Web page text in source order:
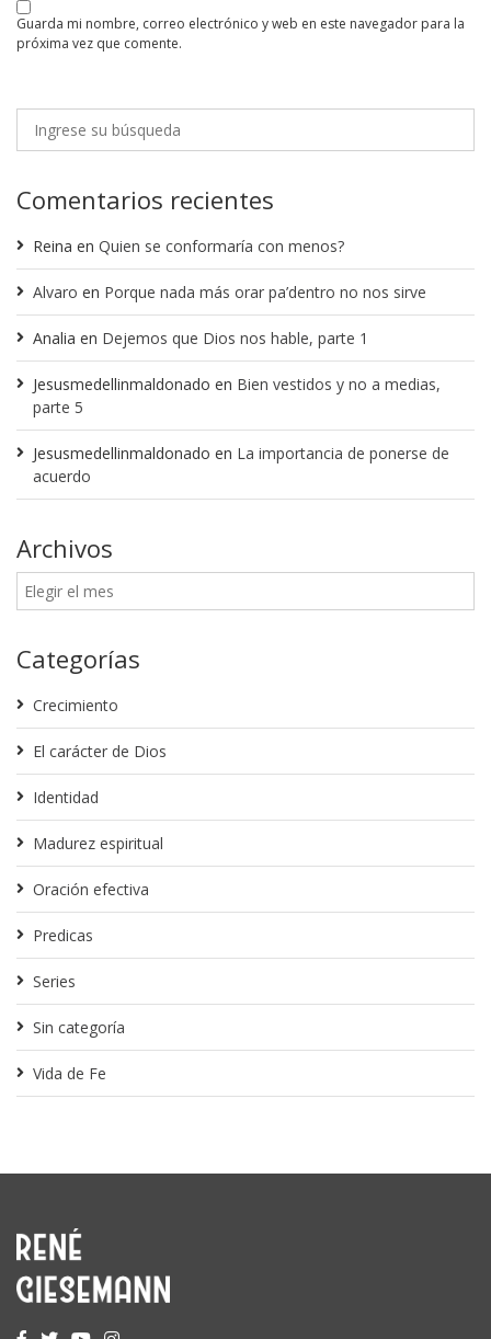
guarda mi nombre, correo electrónico y web en este navegador para la
próxima vez que comente.
Comentarios recientes
Reina en Quien se conformaría con menos?
Alvaro en Porque nada más orar pa’dentro no nos sirve
Analia en Dejemos que Dios nos hable, parte 1
Jesusmedellinmaldonado en Bien vestidos y no a medias,
parte 5
Jesusmedellinmaldonado en La importancia de ponerse de
acuerdo
Archivos
Categorías
Crecimiento
El carácter de Dios
Identidad
Madurez espiritual
Oración efectiva
Predicas
Series
Sin categoría
Vida de Fe